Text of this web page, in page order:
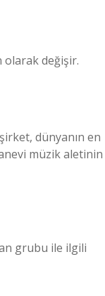
olarak değişir.
dünyanın en
müzik aletinin
grubu ile ilgili